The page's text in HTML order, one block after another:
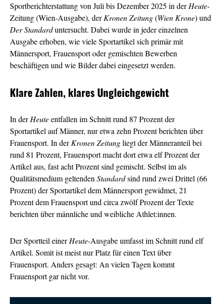
Sportberichterstattung von Juli bis Dezember 2025 in derHeute-
Zeitung (Wien-Ausgabe), derKronen Zeitung(Wien Krone) und
Der Standarduntersucht. Dabei wurde in jeder einzelnen
Ausgabe erhoben, wie viele Sportartikel sich primär mit
Männersport, Frauensport oder gemischten Bewerben
beschäftigen undwie Bilder dabei eingesetzt werden.
Klare Zahlen, klares Ungleichgewicht
In derHeuteentfallen im Schnitt rund 87 Prozent der
Sportartikel auf Männer, nur etwa zehn Prozent berichten über
Frauensport. In derKronen Zeitungliegt der Männeranteil bei
rund 81 Prozent, Frauensport macht dort etwa elf Prozent der
Artikel aus, fast acht Prozent sind gemischt. Selbst im als
Qualitätsmedium geltendenStandardsind rund zwei Drittel (66
Prozent) der Sportartikel dem Männersport gewidmet, 21
Prozent dem Frauensport und circa zwölf Prozent der Texte
berichten über männliche und weibliche Athlet:innen.
Der Sportteil einerHeute-Ausgabe umfasst im Schnitt rund elf
Artikel. Somit ist meist nur Platz für einen Text über
Frauensport. Anders gesagt: An vielen Tagen kommt
Frauensport gar nicht vor.